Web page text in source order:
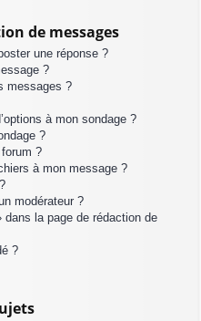
de messages
une réponse ?
?
messages ?
à mon sondage ?
?
?
à mon message ?
modérateur ?
la page de rédaction de
?